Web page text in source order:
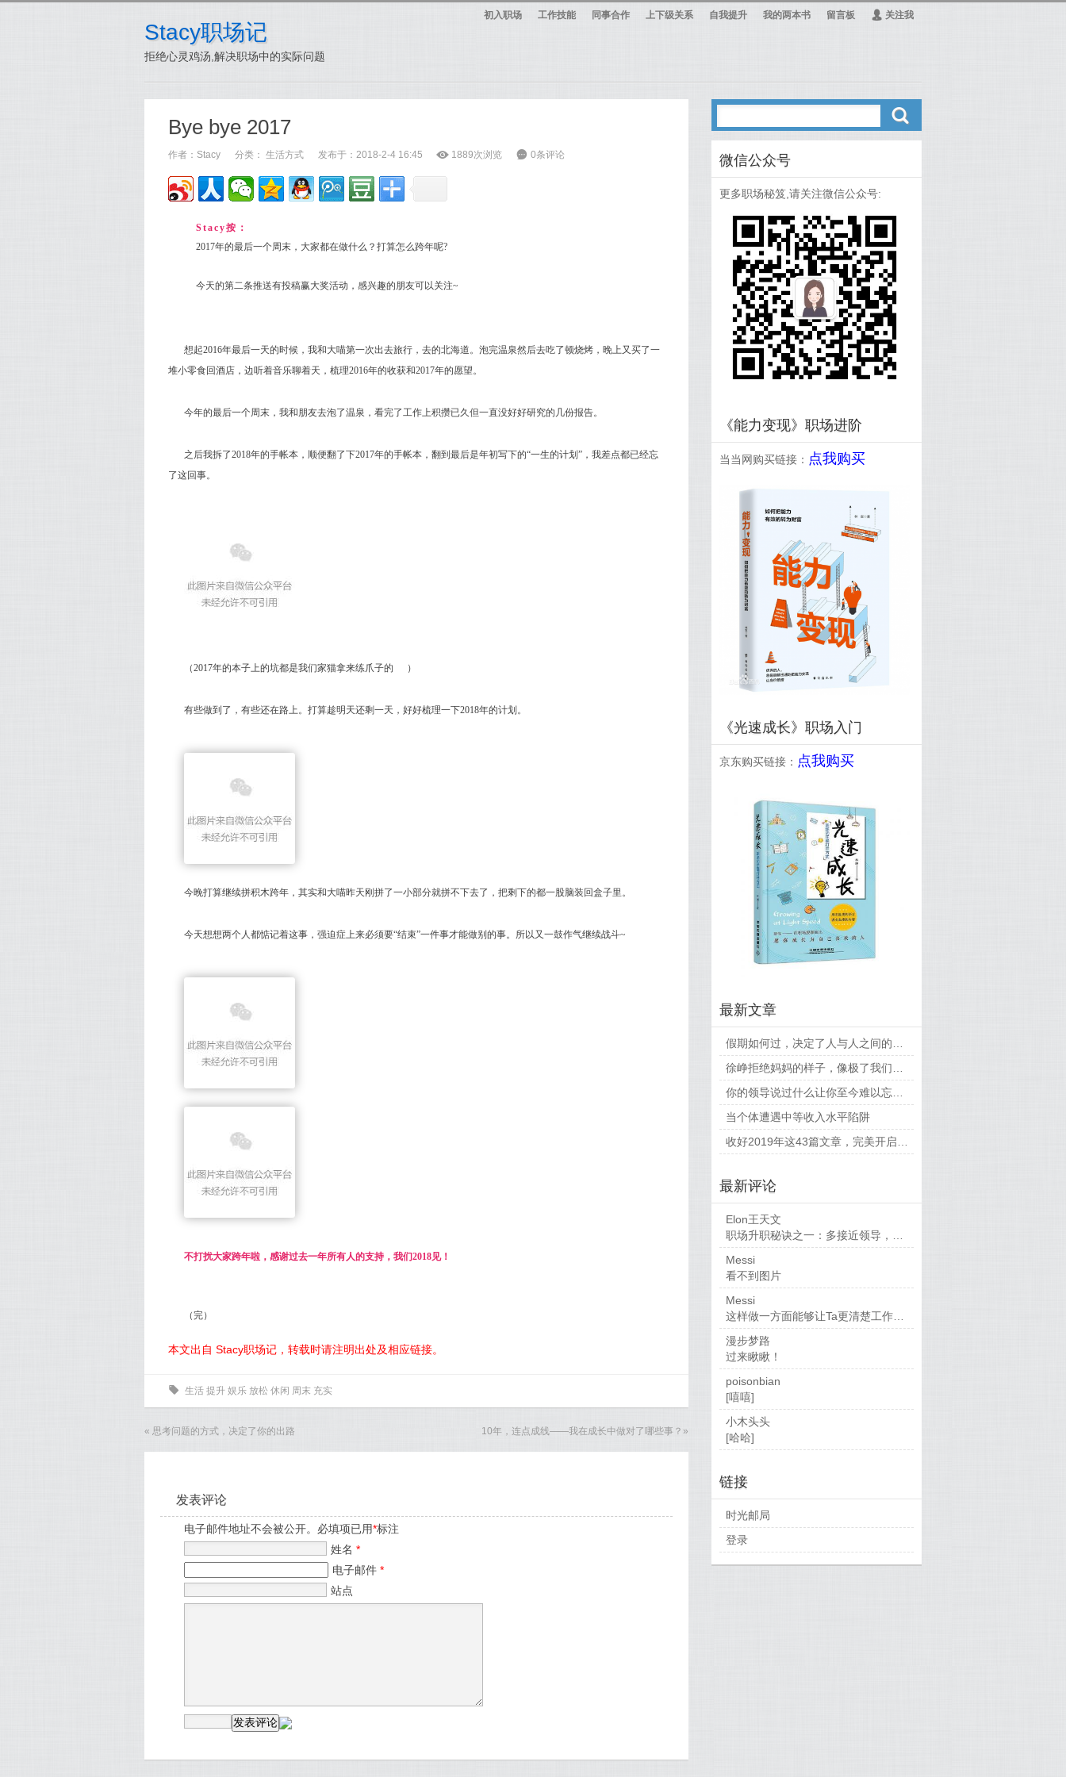
Stacy职场记
拒绝心灵鸡汤,解决职场中的实际问题
初入职场 工作技能 同事合作 上下级关系 自我提升 我的两本书 留言板 Ą 关注我
Bye bye 2017
作者： Stacy 分类： 生活方式 发布于：2018-2-4 16:45 ė 1889次浏览 6 0条评论
Stacy按：
2017年的最后一个周末，大家都在做什么？打算怎么跨年呢?
今天的第二条推送有投稿赢大奖活动，感兴趣的朋友可以关注~
想起2016年最后一天的时候，我和大喵第一次出去旅行，去的北海道。泡完温泉然后去吃了顿烧烤，晚上又买了一
堆小零食回酒店，边听着音乐聊着天，梳理2016年的收获和2017年的愿望。
今年的最后一个周末，我和朋友去泡了温泉，看完了工作上积攒已久但一直没好好研究的几份报告。
之后我拆了2018年的手帐本，顺便翻了下2017年的手帐本，翻到最后是年初写下的“一生的计划”，我差点都已经忘
了这回事。
（2017年的本子上的坑都是我们家猫拿来练爪子的 ）
有些做到了，有些还在路上。打算趁明天还剩一天，好好梳理一下2018年的计划。
今晚打算继续拼积木跨年，其实和大喵昨天刚拼了一小部分就拼不下去了，把剩下的都一股脑装回盒子里。
今天想想两个人都惦记着这事，强迫症上来必须要“结束”一件事才能做别的事。所以又一鼓作气继续战斗~
不打扰大家跨年啦，感谢过去一年所有人的支持，我们2018见！
（完）
本文出自 Stacy职场记，转载时请注明出处及相应链接。
0 生活 提升 娱乐 放松 休闲 周末 充实
« 思考问题的方式，决定了你的出路 10年，连点成线——我在成长中做对了哪些事？ »
发表评论
电子邮件地址不会被公开。必填项已用*标注
姓名 *
电子邮件 *
站点
ő
微信公众号
更多职场秘笈,请关注微信公众号:
《能力变现》职场进阶
当当网购买链接： 点我购买
《光速成长》职场入门
京东购买链接： 点我购买
最新文章
当个体遭遇中等收入水平陷阱
最新评论
Elon王天文
职场升职秘诀之一：多接近领导，当然，多做...
Messi
看不到图片
Messi
这样做一方面能够让Ta更清楚工作要求，也...
漫步梦路
过来瞅瞅！
poisonbian
[嘻嘻]
小木头头
[哈哈]
链接
时光邮局
登录